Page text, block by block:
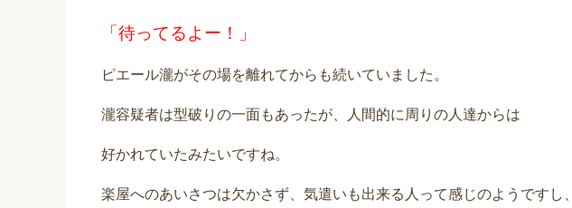
「待ってるよー！」
ピエール瀧がその場を離れてからも続いていました。
瀧容疑者は型破りの一面もあったが、人間的に周りの人達からは
好かれていたみたいですね。
楽屋へのあいさつは欠かさず、気遣いも出来る人って感じのようですし、